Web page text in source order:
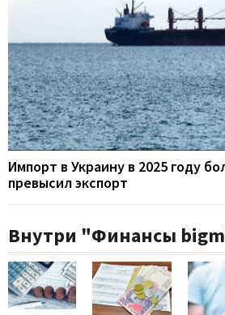
Импорт в Украину в 2025 году
превысил экспорт
Внутри "Финансы